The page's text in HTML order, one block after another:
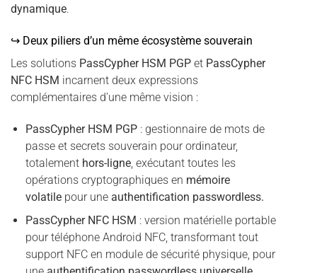
dynamique.
↪ Deux piliers d’un même écosystème souverain
Les solutions PassCypher HSM PGP et PassCypher
NFC HSM incarnent deux expressions
complémentaires d’une même vision :
PassCypher HSM PGP: gestionnaire de mots de
passe et secrets souverain pour ordinateur,
totalement hors-ligne, exécutant toutes les
opérations cryptographiques en mémoire
volatile pour une authentification passwordless.
PassCypher NFC HSM : version matérielle portable
pour téléphone Android NFC, transformant tout
support NFC en module de sécurité physique, pour